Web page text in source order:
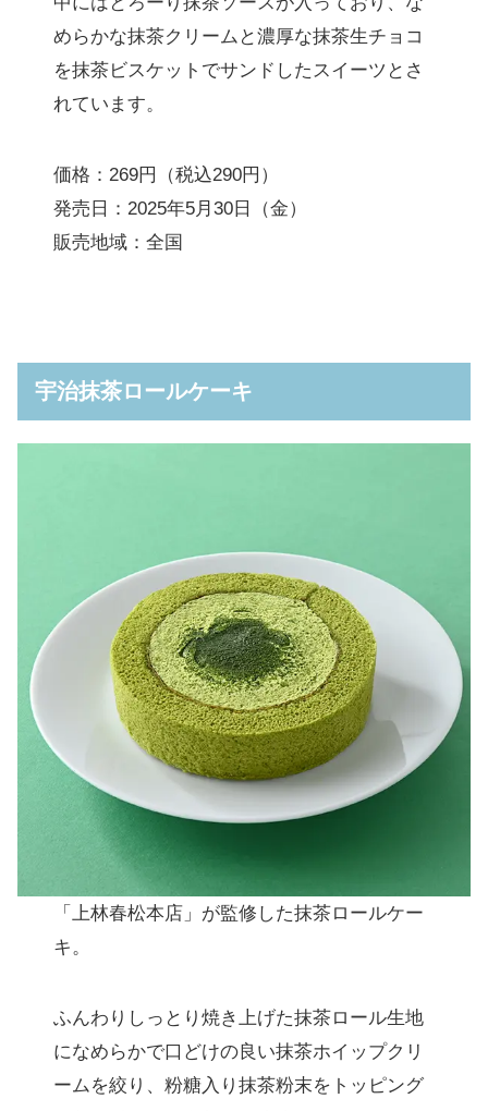
めらかな抹茶クリームと濃厚な抹茶生チョコ
を抹茶ビスケットでサンドしたスイーツとさ
れています。
価格：269円（税込290円）
発売日：2025年5月30日（金）
販売地域：全国
宇治抹茶ロールケーキ
「上林春松本店」が監修した抹茶ロールケー
キ。
ふんわりしっとり焼き上げた抹茶ロール生地
になめらかで口どけの良い抹茶ホイップクリ
ームを絞り、粉糖入り抹茶粉末をトッピング